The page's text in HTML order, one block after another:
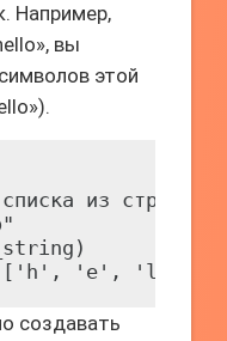
Например,
вы
этой
из строки
создавать